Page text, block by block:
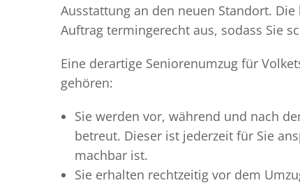
Ausstattung an den neuen Standort.
Auftrag termingerecht aus, sodass Sie
Eine derartige Seniorenumzug für
gehören:
Sie werden vor, während und nach
betreut. Dieser ist jederzeit für Sie
machbar ist.
Sie erhalten rechtzeitig vor dem